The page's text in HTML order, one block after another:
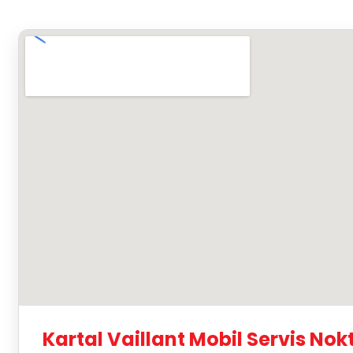
Kartal Vaillant Mobil Servis